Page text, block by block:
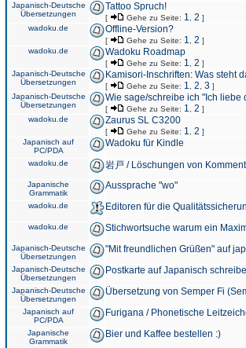
Japanisch-Deutsche
Übersetzungen
Tattoo Spruch!
[ Gehe zu Seite: 1 2 ]
wadoku.de Offline-Version?
[ Gehe zu Seite: 1 2 ]
wadoku.de Wadoku Roadmap
[ Gehe zu Seite: 1 2 ]
Japanisch-Deutsche
Übersetzungen
Kamisori-Inschriften: Was steht
[ Gehe zu Seite: 1 2 3 ]
Japanisch-Deutsche
Übersetzungen
Wie sage/schreibe ich "Ich liebe
[ Gehe zu Seite: 1 2 ]
wadoku.de Zaurus SL C3200
[ Gehe zu Seite: 1 2 ]
Japanisch auf
PC/PDA
Wadoku für Kindle
wadoku.de 岩戸 / Löschungen von
Japanische
Grammatik
Aussprache "wo"
wadoku.de Editoren für die
wadoku.de Stichwortsuche warum ein
Japanisch-Deutsche
Übersetzungen
"Mit freundlichen Grüßen" auf
Japanisch-Deutsche
Übersetzungen
Postkarte auf Japanisch
Japanisch-Deutsche
Übersetzungen
Übersetzung von Semper Fi
Japanisch auf
PC/PDA
Furigana / Phonetische
Japanische
Grammatik
Bier und Kaffee bestellen :)